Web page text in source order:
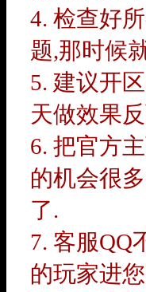
4. 检查好
题,那时候
5. 建议开
天做效果
6. 把官方
的机会很
了.
7. 客服QQ
的玩家进